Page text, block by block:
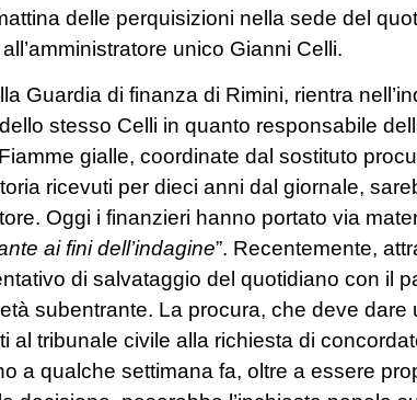
delle perquisizioni nella sede del
unico Gianni Celli.
Guardia di finanza di Rimini, rientra
stesso Celli in quanto responsabile
gialle, coordinate dal sostituto
ricevuti per dieci anni dal giornale,
Oggi i finanzieri hanno portato via
ai fini dell’indagine”. Recentemente,
di salvataggio del quotidiano con il
subentrante. La procura, che deve dare
al tribunale civile alla richiesta di
a qualche settimana fa, oltre a essere